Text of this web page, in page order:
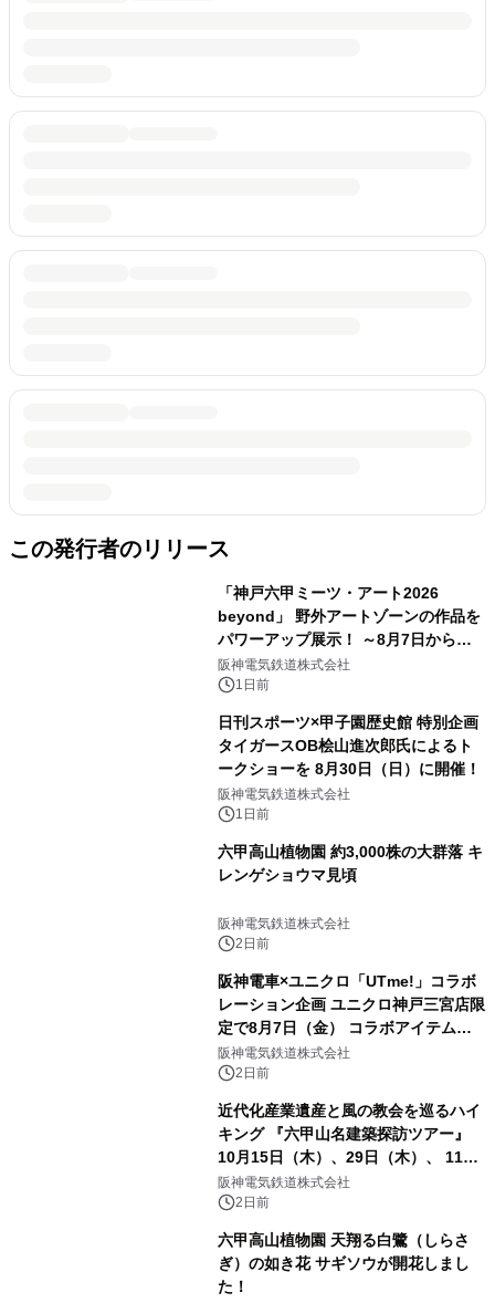
この発行者のリリース
「神戸六甲ミーツ・アート2026
beyond」 野外アートゾーンの作品を
パワーアップ展示！ ～8月7日からは
直前割パスポートを販売～
阪神電気鉄道株式会社
1日前
日刊スポーツ×甲子園歴史館 特別企画
タイガースOB桧山進次郎氏によるト
ークショーを 8月30日（日）に開催！
阪神電気鉄道株式会社
1日前
六甲高山植物園 約3,000株の大群落 キ
レンゲショウマ見頃
阪神電気鉄道株式会社
2日前
阪神電車×ユニクロ「UTme!」コラボ
レーション企画 ユニクロ神戸三宮店限
定で8月7日（金） コラボアイテムが
発売決定！
阪神電気鉄道株式会社
2日前
近代化産業遺産と風の教会を巡るハイ
キング 『六甲山名建築探訪ツアー』
10月15日（木）、29日（木）、 11月
5日（木）、12日（木）に開催！
阪神電気鉄道株式会社
2日前
六甲高山植物園 天翔る白鷺（しらさ
ぎ）の如き花 サギソウが開花しまし
た！